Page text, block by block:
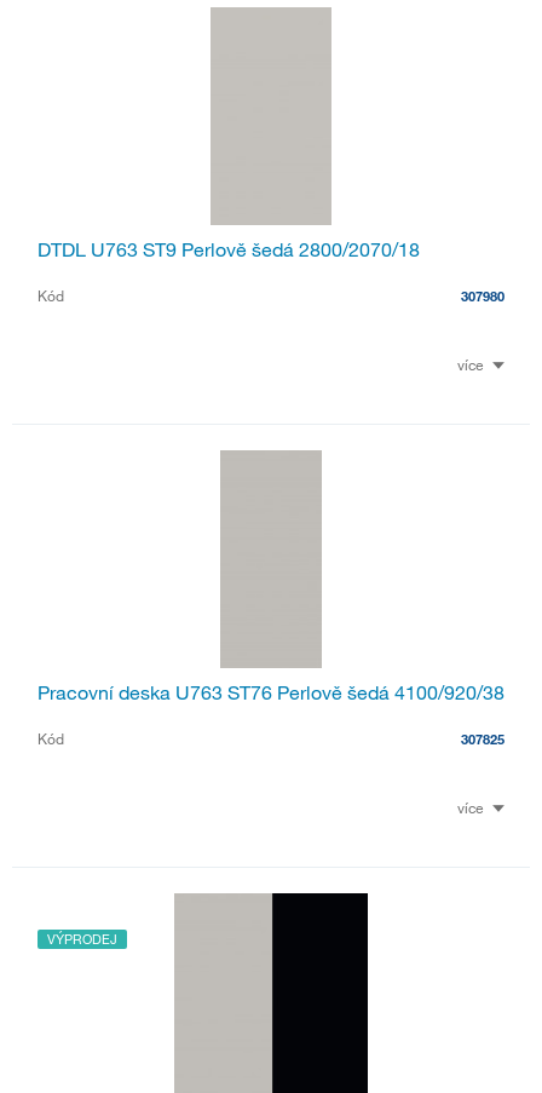
DTDL U763 ST9 Perlově šedá 2800/2070/18
Kód 307980
více
Pracovní deska U763 ST76 Perlově šedá 4100/920/38
Kód 307825
více
VÝPRODEJ